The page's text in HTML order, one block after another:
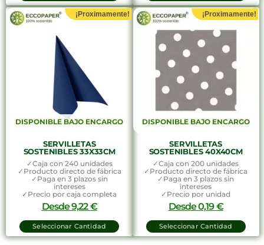
¡Proximamente!
DISPONIBLE BAJO ENCARGO
SERVILLETAS
SOSTENIBLES 33X33CM
✓Caja con 240 unidades
✓Producto directo de fábrica
✓Paga en 3 plazos sin
intereses
✓Precio por caja completa
Desde9,22€
Seleccionar Cantidad
¡Proximamente!
DISPONIBLE BAJO ENCARGO
SERVILLETAS
SOSTENIBLES 40X40CM
✓Caja con 200 unidades
✓Producto directo de fábrica
✓Paga en 3 plazos sin
intereses
✓Precio por unidad
Desde0,19€
Seleccionar Cantidad